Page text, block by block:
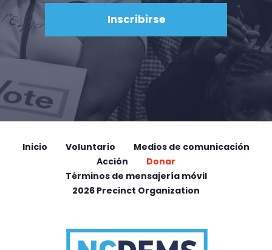
Inicio Voluntario
Medios de comunicación
Acción
Donar
Términos de mensajería móvil
2026 Precinct Organization